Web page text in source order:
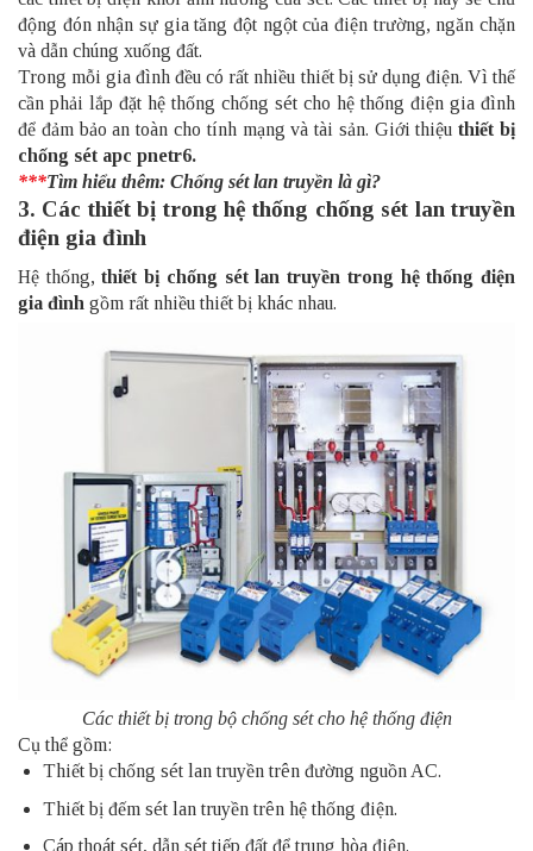
động đón nhận sự gia tăng đột ngột của điện trường, ngăn chặn
và dẫn chúng xuống đất.
Trong mỗi gia đình đều có rất nhiều thiết bị sử dụng điện. Vì thế
cần phải lắp đặt hệ thống chống sét cho hệ thống điện gia đình
để đảm bảo an toàn cho tính mạng và tài sản. Giới thiệuthiết bị
chống sét apc pnetr6.
***Tìm hiểu thêm: Chống sét lan truyền là gì?
3. Các thiết bị trong hệ thống chống sét lan truyền
điện gia đình
Hệ thống,thiết bị chống sét lan truyền trong hệ thống điện
gia đình gồm rất nhiều thiết bị khác nhau.
Các thiết bị trong bộ chống sét cho hệ thống điện
Cụ thể gồm:
Thiết bị chống sét lan truyền trên đường nguồn AC.
Thiết bị đếm sét lan truyền trên hệ thống điện.
Cáp thoát sét, dẫn sét tiếp đất để trung hòa điện.